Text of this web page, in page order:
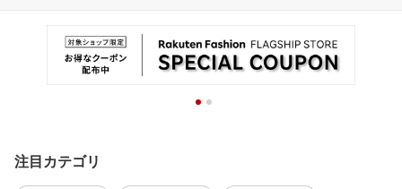
注目カテゴリ